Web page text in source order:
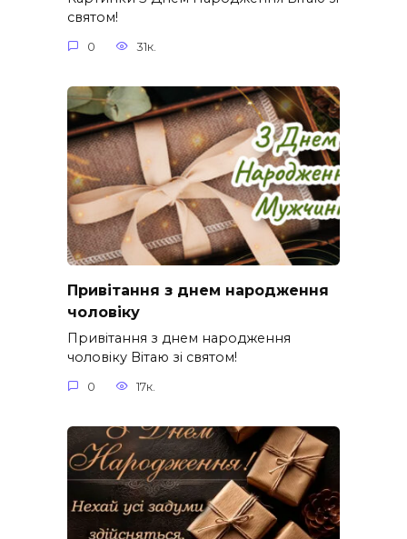
святом!
0 31к.
Привітання з днем народження
чоловіку
Привітання з днем народження
чоловіку Вітаю зі святом!
0 17к.